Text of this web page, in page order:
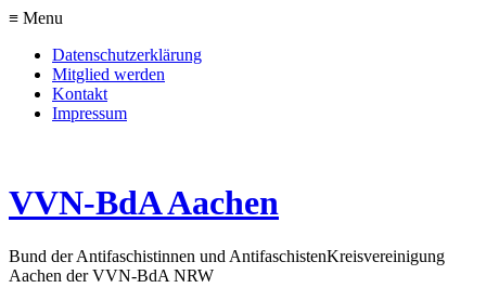
≡ Menu
Datenschutzerklärung
Mitglied werden
Kontakt
Impressum
VVN-BdA Aachen
Bund der Antifaschistinnen und AntifaschistenKreisvereinigung
Aachen der VVN-BdA NRW